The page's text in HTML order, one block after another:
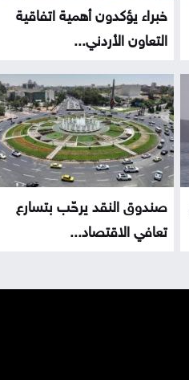
خبراء يؤكدون أهمية اتفاقية
التعاون الأردني...
صندوق النقد يرحّب بتسارع
تعافي الاقتصاد...